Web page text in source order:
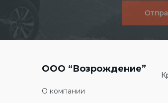
ООО “Возрождение”
О компании